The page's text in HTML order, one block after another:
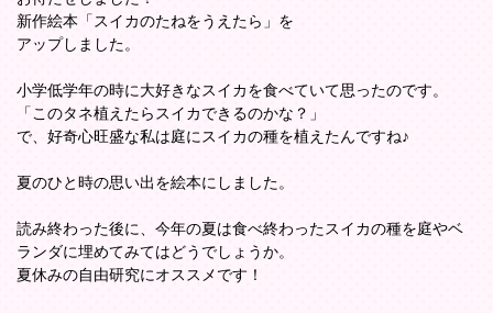
新作絵本「スイカのたねをうえたら」を
アップしました。
小学低学年の時に大好きなスイカを食べていて思ったのです。
「このタネ植えたらスイカできるのかな？」
で、好奇心旺盛な私は庭にスイカの種を植えたんですね♪
夏のひと時の思い出を絵本にしました。
読み終わった後に、今年の夏は食べ終わったスイカの種を庭やベ
ランダに埋めてみてはどうでしょうか。
夏休みの自由研究にオススメです！